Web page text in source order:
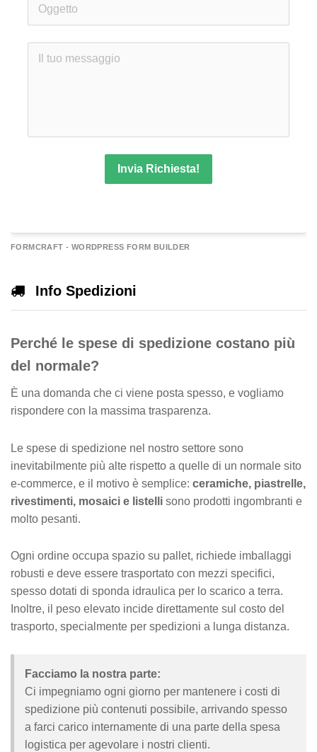
Invia Richiesta!
n
FORMCRAFT - WORDPRESS FORM BUILDER
Info Spedizioni
Perché le spese di spedizione costano più
del normale?
È una domanda che ci viene posta spesso, e vogliamo
rispondere con la massima trasparenza.
Le spese di spedizione nel nostro settore sono
inevitabilmente più alte rispetto a quelle di un normale sito
e-commerce, e il motivo è semplice: ceramiche, piastrelle,
rivestimenti, mosaici e listelli sono prodotti ingombranti e
molto pesanti.
Ogni ordine occupa spazio su pallet, richiede imballaggi
robusti e deve essere trasportato con mezzi specifici,
spesso dotati di sponda idraulica per lo scarico a terra.
Inoltre, il peso elevato incide direttamente sul costo del
trasporto, specialmente per spedizioni a lunga distanza.
Facciamo la nostra parte:
Ci impegniamo ogni giorno per mantenere i costi di
spedizione più contenuti possibile, arrivando spesso
a farci carico internamente di una parte della spesa
logistica per agevolare i nostri clienti.